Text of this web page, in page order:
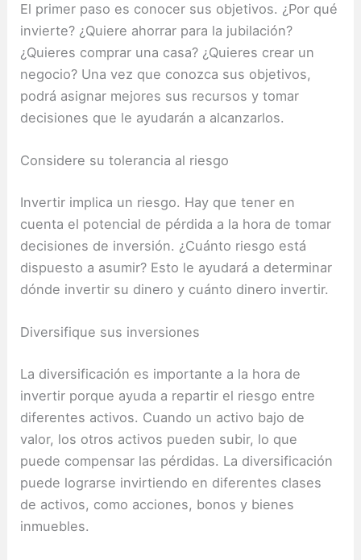
El primer paso es conocer sus objetivos. ¿Por qué
invierte? ¿Quiere ahorrar para la jubilación?
¿Quieres comprar una casa? ¿Quieres crear un
negocio? Una vez que conozca sus objetivos,
podrá asignar mejores sus recursos y tomar
decisiones que le ayudarán a alcanzarlos.
Considere su tolerancia al riesgo
Invertir implica un riesgo. Hay que tener en
cuenta el potencial de pérdida a la hora de tomar
decisiones de inversión. ¿Cuánto riesgo está
dispuesto a asumir? Esto le ayudará a determinar
dónde invertir su dinero y cuánto dinero invertir.
Diversifique sus inversiones
La diversificación es importante a la hora de
invertir porque ayuda a repartir el riesgo entre
diferentes activos. Cuando un activo bajo de
valor, los otros activos pueden subir, lo que
puede compensar las pérdidas. La diversificación
puede lograrse invirtiendo en diferentes clases
de activos, como acciones, bonos y bienes
inmuebles.